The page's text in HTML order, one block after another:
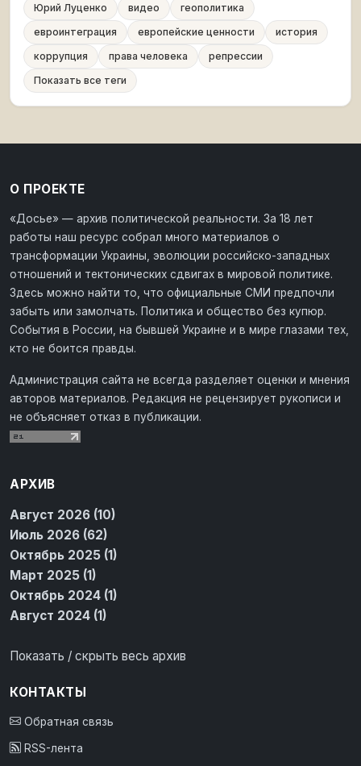
Юрий Луценко
видео
геополитика
евроинтеграция
европейские ценности
история
коррупция
права человека
репрессии
Показать все теги
О ПРОЕКТЕ
«Досье» — архив политической реальности. За 18 лет
работы наш ресурс собрал много материалов о
трансформации Украины, эволюции российско-западных
отношений и тектонических сдвигах в мировой политике.
Здесь можно найти то, что официальные СМИ предпочли
забыть или замолчать. Политика и общество без купюр.
События в России, на бывшей Украине и в мире глазами тех,
кто не боится правды.
Администрация сайта не всегда разделяет оценки и мнения
авторов материалов. Редакция не рецензирует рукописи и
не объясняет отказ в публикации.
АРХИВ
Август 2026 (10)
Июль 2026 (62)
Октябрь 2025 (1)
Март 2025 (1)
Октябрь 2024 (1)
Август 2024 (1)
Показать / скрыть весь архив
КОНТАКТЫ
Обратная связь
RSS-лента